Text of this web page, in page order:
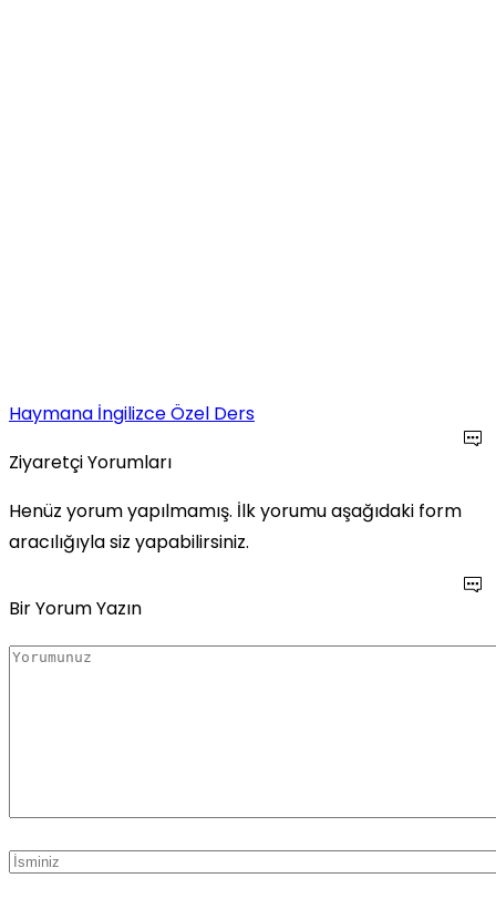
Haymana İngilizce Özel Ders
Ziyaretçi Yorumları
Henüz yorum yapılmamış. İlk yorumu aşağıdaki form
aracılığıyla siz yapabilirsiniz.
Bir Yorum Yazın